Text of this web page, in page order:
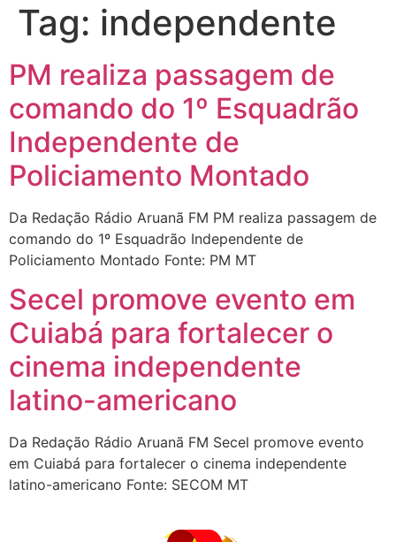
Tag: independente
PM realiza passagem de
comando do 1º Esquadrão
Independente de
Policiamento Montado
Da Redação Rádio Aruanã FM PM realiza passagem de
comando do 1º Esquadrão Independente de
Policiamento Montado Fonte: PM MT
Secel promove evento em
Cuiabá para fortalecer o
cinema independente
latino-americano
Da Redação Rádio Aruanã FM Secel promove evento
em Cuiabá para fortalecer o cinema independente
latino-americano Fonte: SECOM MT